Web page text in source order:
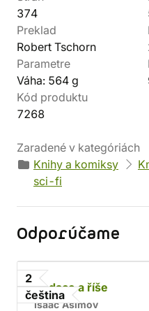
374
Preklad
Robert Tschorn
Parametre
Váha: 564 g
Kód produktu
7268
Zaradené v kategóriách
Knihy a komiksy
sci-fi
Odporúčame
2
čeština
Nadace a říše
Isaac Asimov